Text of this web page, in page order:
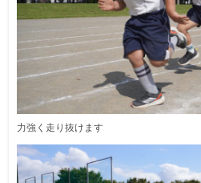
力強く走り抜けます